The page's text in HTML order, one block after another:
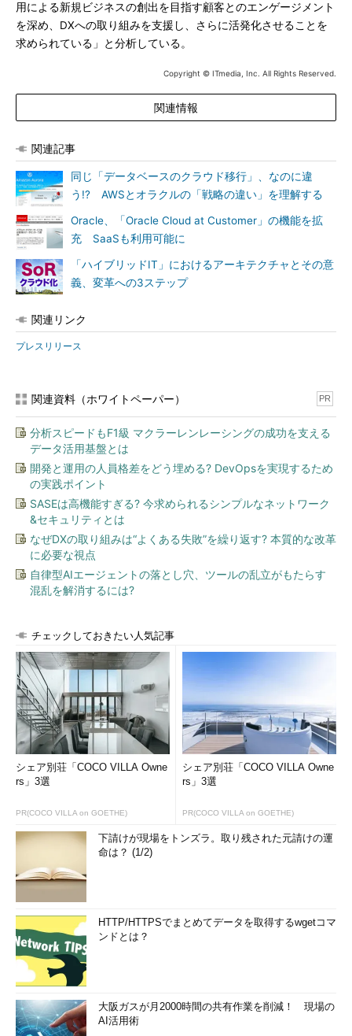
用による新規ビジネスの創出を目指す顧客とのエンゲージメント
を深め、DXへの取り組みを支援し、さらに活発化させることを
求められている」と分析している。
Copyright © ITmedia, Inc. All Rights Reserved.
関連情報
関連記事
同じ「データベースのクラウド移行」、なのに違
う!? AWSとオラクルの「戦略の違い」を理解する
Oracle、「Oracle Cloud at Customer」の機能を拡
充 SaaSも利用可能に
「ハイブリッドIT」におけるアーキテクチャとその意
義、変革への3ステップ
関連リンク
プレスリリース
関連資料（ホワイトペーパー） PR
分析スピードもF1級 マクラーレンレーシングの成功を支える
データ活用基盤とは
開発と運用の人員格差をどう埋める? DevOpsを実現するため
の実践ポイント
SASEは高機能すぎる? 今求められるシンプルなネットワーク
&セキュリティとは
なぜDXの取り組みは“よくある失敗”を繰り返す? 本質的な改革
に必要な視点
自律型AIエージェントの落とし穴、ツールの乱立がもたらす
混乱を解消するには?
チェックしておきたい人気記事
シェア別荘「COCO VILLA Owne
rs」3選
PR(COCO VILLA on GOETHE)
シェア別荘「COCO VILLA Owne
rs」3選
PR(COCO VILLA on GOETHE)
下請けが現場をトンズラ。取り残された元請けの運
命は？ (1/2)
HTTP/HTTPSでまとめてデータを取得するwgetコマ
ンドとは？
大阪ガスが月2000時間の共有作業を削減！ 現場の
AI活用術